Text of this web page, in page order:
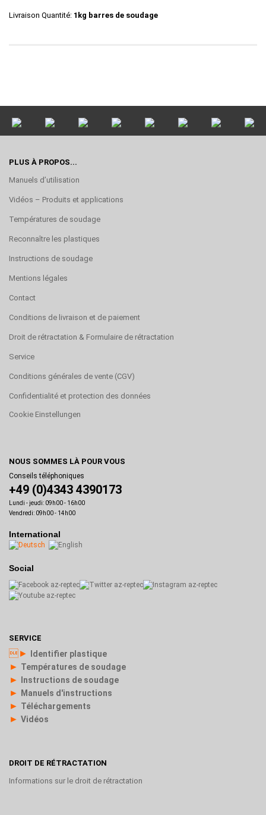
Livraison Quantité: 1kg barres de soudage
PLUS À PROPOS...
Manuels d’utilisation
Vidéos – Produits et applications
Températures de soudage
Reconnaître les plastiques
Instructions de soudage
Mentions légales
Contact
Conditions de livraison et de paiement
Droit de rétractation & Formulaire de rétractation
Service
Conditions générales de vente (CGV)
Confidentialité et protection des données
Cookie Einstellungen
NOUS SOMMES LÀ POUR VOUS
Conseils téléphoniques
+49 (0)4343 4390173
Lundi - jeudi: 09h00 - 16h00
Vendredi: 09h00 - 14h00
International
Social
SERVICE
► Identifier plastique
► Températures de soudage
► Instructions de soudage
► Manuels d'instructions
► Téléchargements
► Vidéos
DROIT DE RÉTRACTATION
Informations sur le droit de rétractation